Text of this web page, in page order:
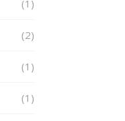
(1)
(2)
(1)
(1)